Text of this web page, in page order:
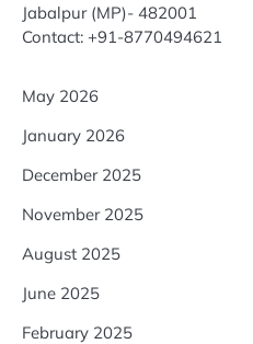
Jabalpur (MP)- 482001
Contact: +91-8770494621
May 2026
January 2026
December 2025
November 2025
August 2025
June 2025
February 2025